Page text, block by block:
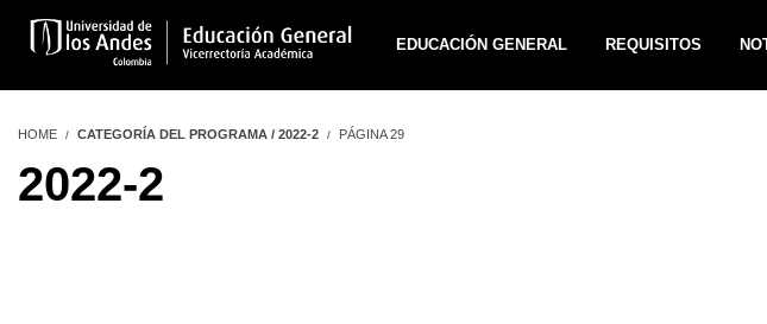
EDUCACIÓN GENERAL REQUISITOS
HOME CATEGORÍA DEL PROGRAMA / 2022-2 PÁGINA 29
2022-2